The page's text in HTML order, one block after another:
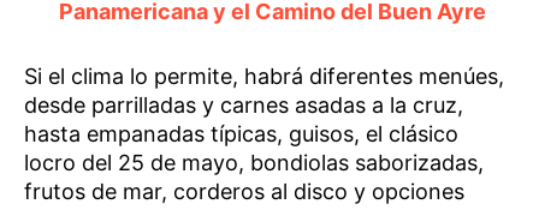
Panamericana y el Camino del Buen Ayre
Si el clima lo permite, habrá diferentes menúes,
desde parrilladas y carnes asadas a la cruz,
hasta empanadas típicas, guisos, el clásico
locro del 25 de mayo, bondiolas saborizadas,
frutos de mar, corderos al disco y opciones